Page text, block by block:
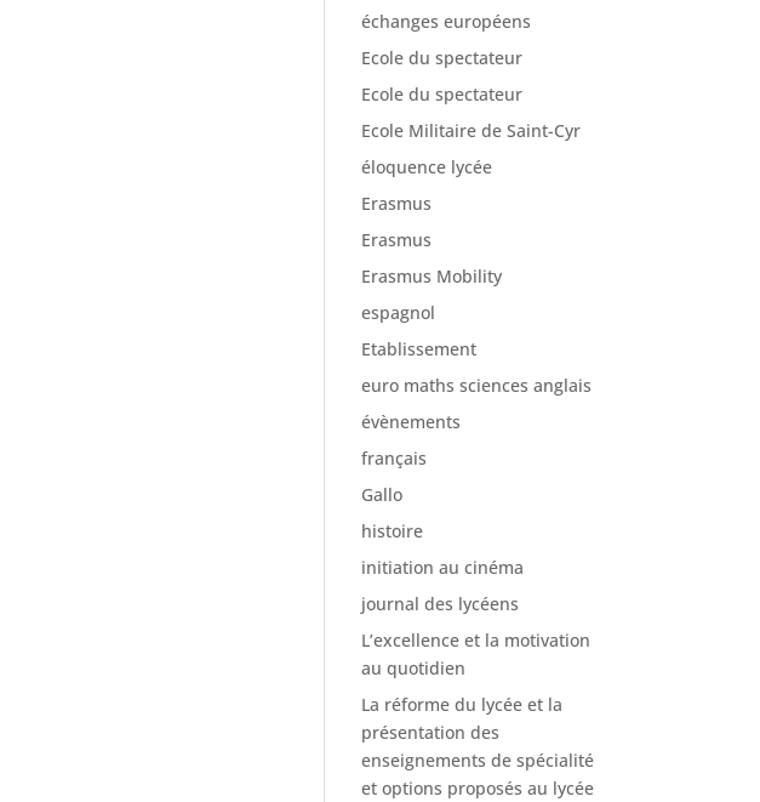
échanges européens
Ecole du spectateur
Ecole du spectateur
Ecole Militaire de Saint-Cyr
éloquence lycée
Erasmus
Erasmus
Erasmus Mobility
espagnol
Etablissement
euro maths sciences anglais
évènements
français
Gallo
histoire
initiation au cinéma
journal des lycéens
L’excellence et la motivation
au quotidien
La réforme du lycée et la
présentation des
enseignements de spécialité
et options proposés au lycée